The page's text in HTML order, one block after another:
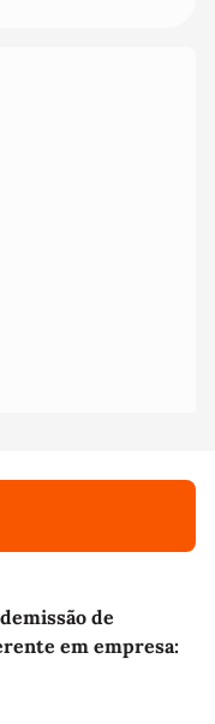
de
em empresa: